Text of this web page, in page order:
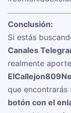
Conclusión:
Si estás
Canales
realmente aporte
que encontrarás
botón con el